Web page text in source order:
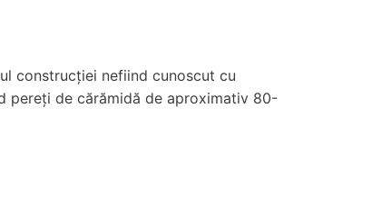
construcției nefiind cunoscut cu
pereți de cărămidă de aproximativ 80-